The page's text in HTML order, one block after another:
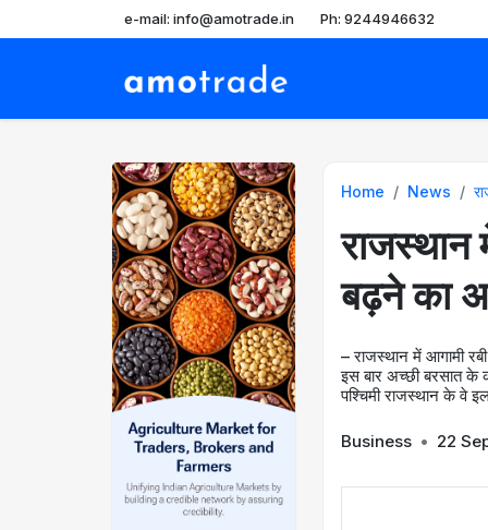
e-mail: info@amotrade.in Ph: 9244946632
Home News
बढ़ने का
– राजस्थान में आगामी
इस बार अच्छी बरसात के
पश्चिमी राजस्थान के वे
Business • 22